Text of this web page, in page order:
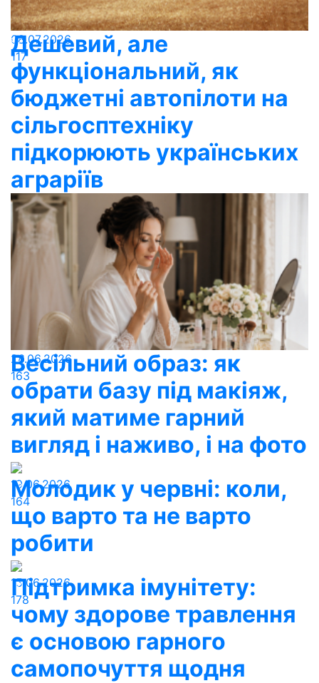
08.07.2026
117
Дешевий, але
функціональний, як
бюджетні автопілоти на
сільгосптехніку
підкорюють українських
аграріїв
26.06.2026
163
Весільний образ: як
обрати базу під макіяж,
який матиме гарний
вигляд і наживо, і на фото
19.06.2026
164
Молодик у червні: коли,
що варто та не варто
робити
15.06.2026
178
Підтримка імунітету:
чому здорове травлення
є основою гарного
самопочуття щодня